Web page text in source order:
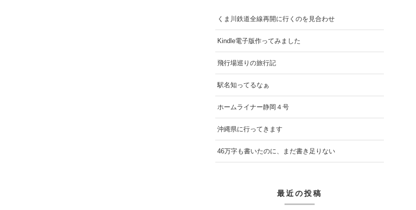
くま川鉄道全線再開に行くのを見合わせ
Kindle電子版作ってみました
飛行場巡りの旅行記
駅名知ってるなぁ
ホームライナー静岡４号
沖縄県に行ってきます
46万字も書いたのに、まだ書き足りない
最近の投稿